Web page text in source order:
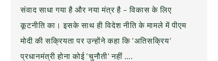
संवाद साधा गया है और नया मंत्र है – विकास के लिए
कूटनीति का। इसके साथ ही विदेश नीति के मामले में पीएम
मोदी की सक्रियता पर उन्होंने कहा कि ‘अतिसक्रिय’
प्रधानमंत्री होना कोई ‘चुनौती’ नहीं ….